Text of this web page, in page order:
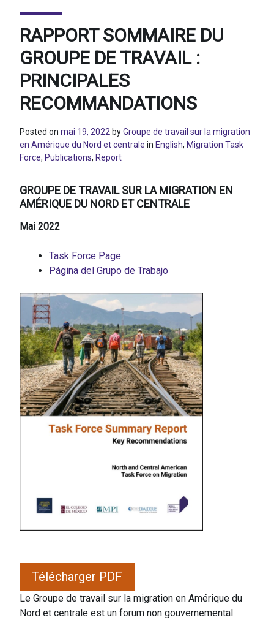
RAPPORT SOMMAIRE DU
GROUPE DE TRAVAIL :
PRINCIPALES
RECOMMANDATIONS
Posted on mai 19, 2022 byGroupe de travail sur la migration
en Amérique du Nord et centrale in English, Migration Task
Force, Publications, Report
GROUPE DE TRAVAIL SUR LA MIGRATION EN
AMÉRIQUE DU NORD ET CENTRALE
Mai 2022
Task Force Page
Página del Grupo de Trabajo
Télécharger PDF
Le Groupe de travail sur la migration en Amérique du
Nord et centrale est un forum non gouvernemental